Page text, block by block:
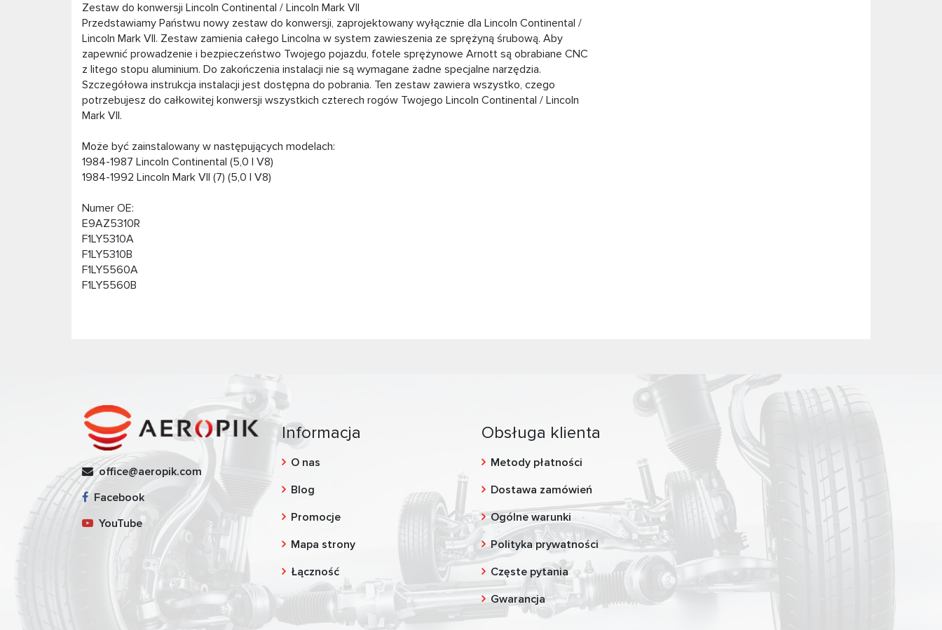
Zestaw do konwersji Lincoln Continental / Lincoln Mark VII
Przedstawiamy Państwu nowy zestaw do konwersji, zaprojektowany wyłącznie dla Lincoln Continental /
Lincoln Mark VII. Zestaw zamienia całego Lincolna w system zawieszenia ze sprężyną śrubową. Aby
zapewnić prowadzenie i bezpieczeństwo Twojego pojazdu, fotele sprężynowe Arnott są obrabiane CNC
z litego stopu aluminium. Do zakończenia instalacji nie są wymagane żadne specjalne narzędzia.
Szczegółowa instrukcja instalacji jest dostępna do pobrania. Ten zestaw zawiera wszystko, czego
potrzebujesz do całkowitej konwersji wszystkich czterech rogów Twojego Lincoln Continental / Lincoln
Mark VII.
Może być zainstalowany w następujących modelach:
1984-1987 Lincoln Continental (5,0 l V8)
1984-1992 Lincoln Mark VII (7) (5,0 l V8)
Numer OE:
E9AZ5310R
F1LY5310A
F1LY5310B
F1LY5560A
F1LY5560B
office@aeropik.com
Facebook
YouTube
Informacja
O nas
Blog
Promocje
Mapa strony
Łączność
Obsługa klienta
Metody płatności
Dostawa zamówień
Ogólne warunki
Polityka prywatności
Częste pytania
Gwarancja